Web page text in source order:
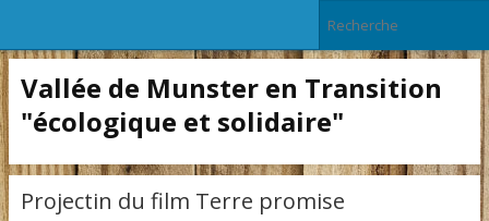
Vallée de Munster en Transition
"écologique et solidaire"
Projectin du film Terre promise